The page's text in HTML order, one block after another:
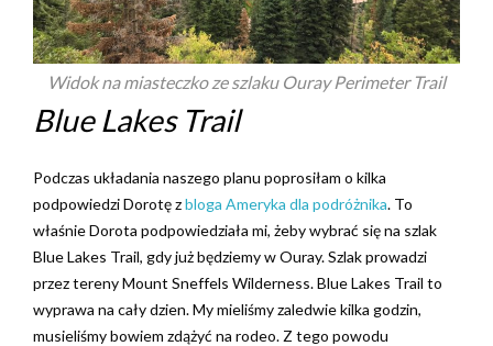
Widok na miasteczko ze szlaku Ouray Perimeter Trail
Blue Lakes Trail
Podczas układania naszego planu poprosiłam o kilka
podpowiedzi Dorotę zbloga Ameryka dla podróżnika. To
właśnie Dorota podpowiedziała mi, żeby wybrać się na szlak
Blue Lakes Trail, gdy już będziemy w Ouray. Szlak prowadzi
przez tereny Mount Sneffels Wilderness. Blue Lakes Trail to
wyprawa na cały dzien. My mieliśmy zaledwie kilka godzin,
musieliśmy bowiem zdążyć na rodeo. Z tego powodu